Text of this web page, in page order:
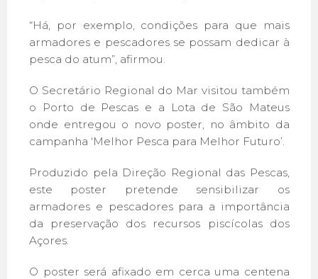
“Há, por exemplo, condições para que mais
armadores e pescadores se possam dedicar à
pesca do atum”, afirmou.
O Secretário Regional do Mar visitou também
o Porto de Pescas e a Lota de São Mateus
onde entregou o novo poster, no âmbito da
campanha ‘Melhor Pesca para Melhor Futuro’.
Produzido pela Direção Regional das Pescas,
este poster pretende sensibilizar os
armadores e pescadores para a importância
da preservação dos recursos piscícolas dos
Açores.
O poster será afixado em cerca uma centena